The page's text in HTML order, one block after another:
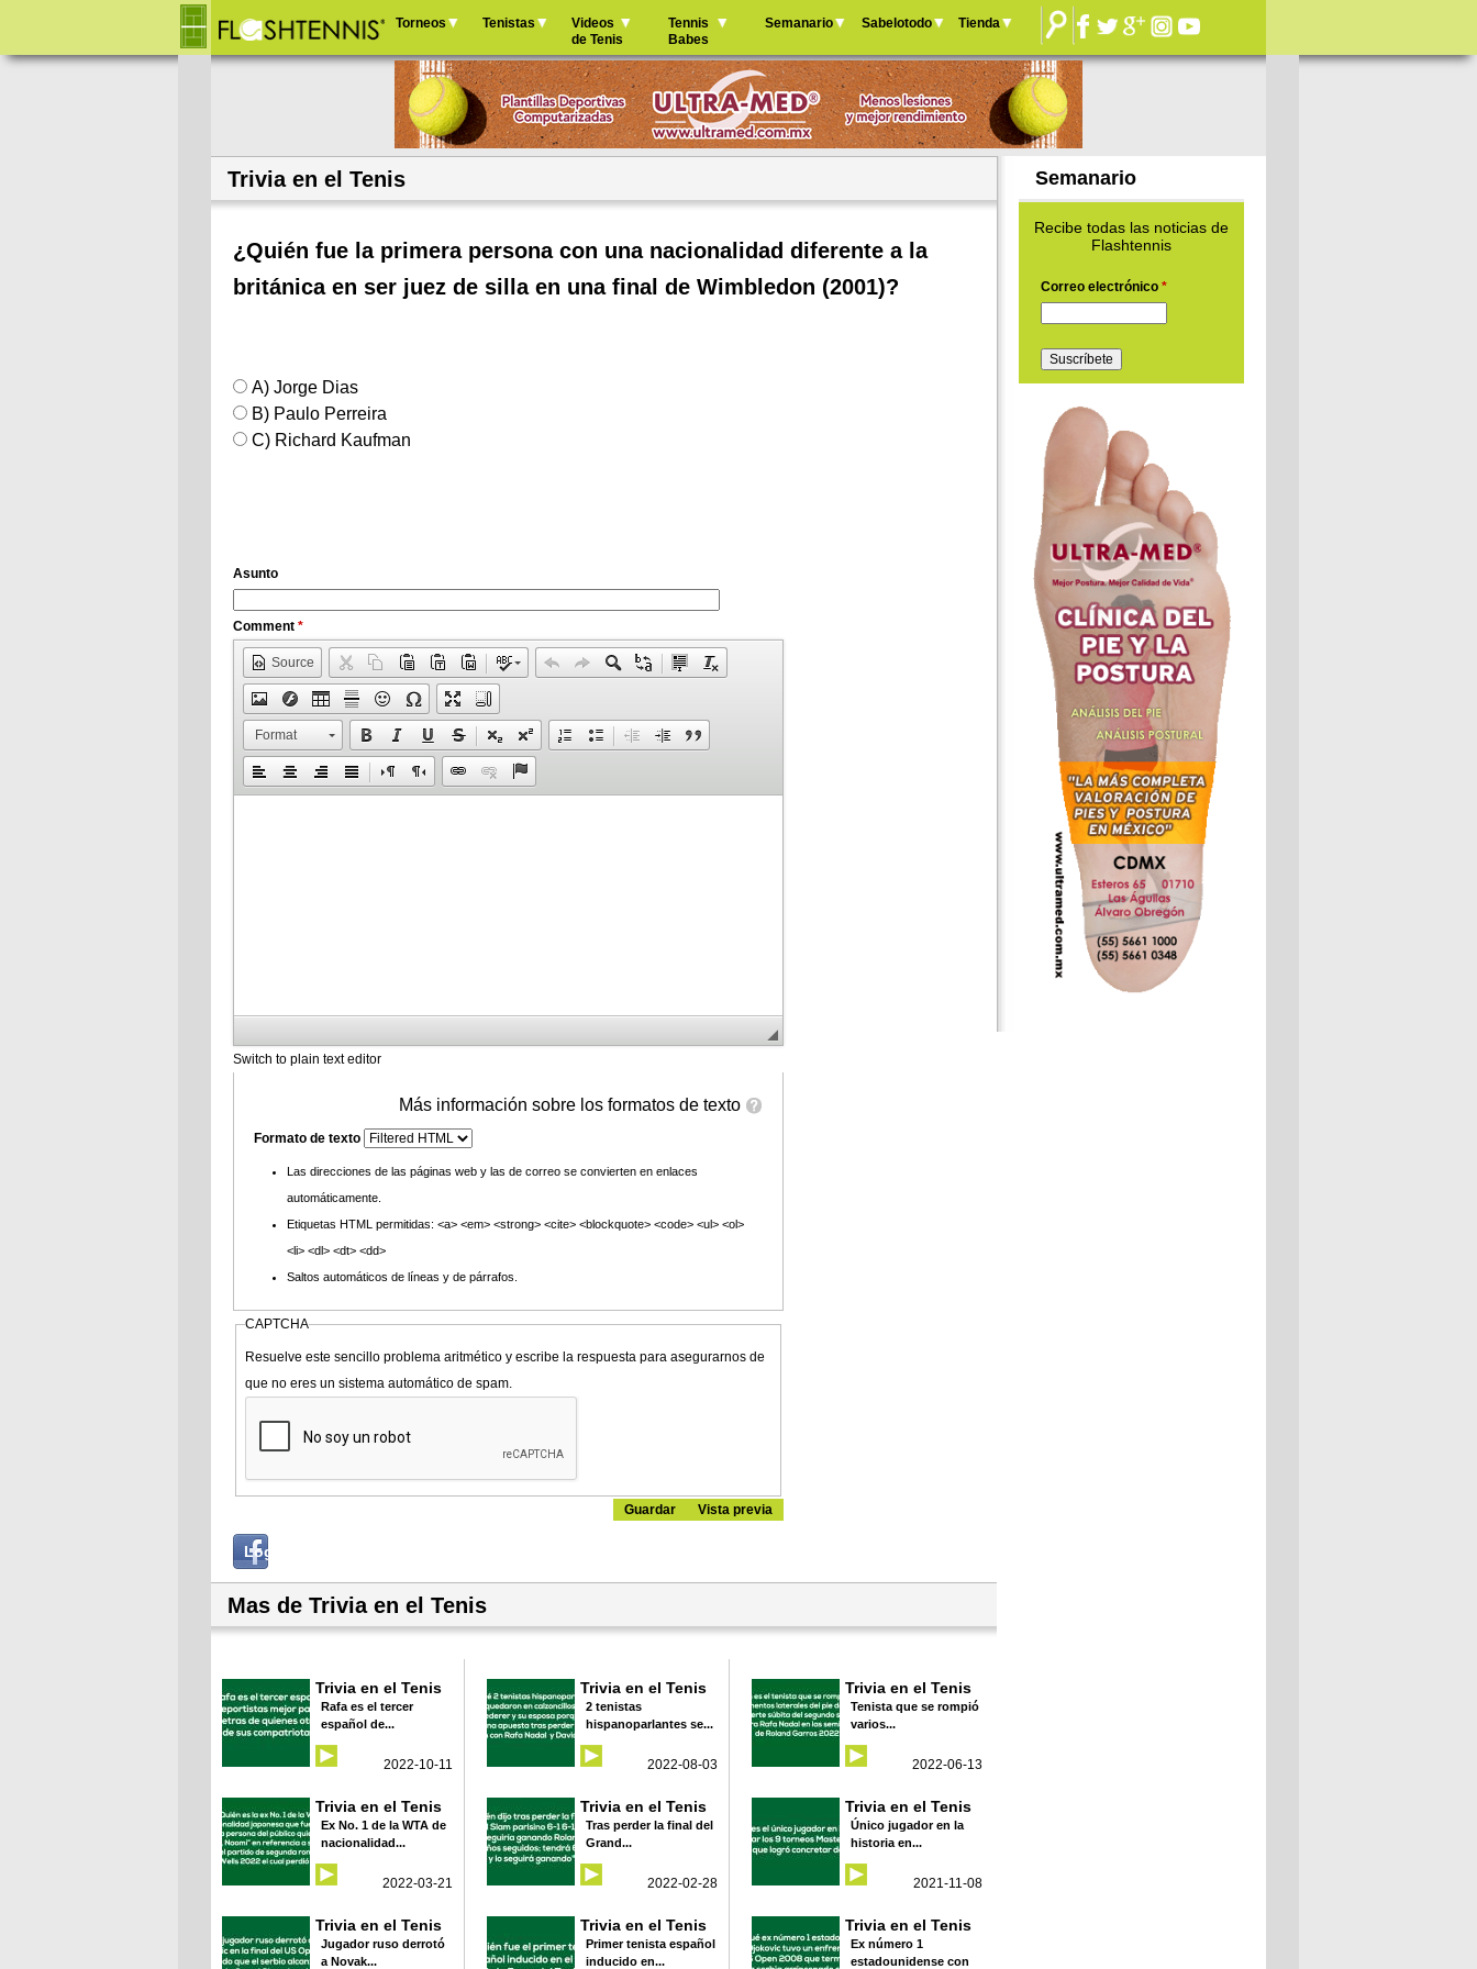
Jump to navigation
principal
Torneos Tenistas
Videos
de Tenis
Tennis
Babes
Semanario Sabelotodo Tienda
Trivia en el Tenis
¿Quién fue la primera persona con una nacionalidad diferente a la
británica en ser juez de silla en una final de Wimbledon (2001)?
A) Jorge Dias
B) Paulo Perreira
C) Richard Kaufman
Asunto
Comment *
Source
Format
Switch to plain text editor
Más información sobre los formatos de texto
Formato de texto
Las direcciones de las páginas web y las de correo se convierten en enlaces
automáticamente.
Etiquetas HTML permitidas: <a> <em> <strong> <cite> <blockquote> <code> <ul> <ol>
<li> <dl> <dt> <dd>
Saltos automáticos de líneas y de párrafos.
CAPTCHA
Resuelve este sencillo problema aritmético y escribe la respuesta para asegurarnos de
que no eres un sistema automático de spam.
Log in with...
Mas de Trivia en el Tenis
Trivia en el Tenis
Rafa es el tercer
español de...
2022-10-11
Trivia en el Tenis
2 tenistas
hispanoparlantes se...
2022-08-03
Trivia en el Tenis
Tenista que se rompió
varios...
2022-06-13
Trivia en el Tenis
Ex No. 1 de la WTA de
nacionalidad...
2022-03-21
Trivia en el Tenis
Tras perder la final del
Grand...
2022-02-28
Trivia en el Tenis
Único jugador en la
historia en...
2021-11-08
Trivia en el Tenis
Jugador ruso derrotó
a Novak...
Trivia en el Tenis
Primer tenista español
inducido en...
Trivia en el Tenis
Ex número 1
estadounidense con
Semanario
Recibe todas las noticias de
Flashtennis
Correo electrónico *